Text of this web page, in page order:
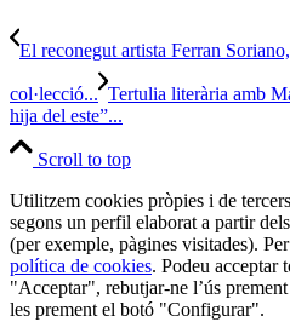
El reconegut artista Ferran
col·lecció... Tertulia literària amb
hija del este”...
Scroll to top
Utilitzem cookies pròpies i de
segons un perfil elaborat a partir
(per exemple, pàgines visitades).
política de cookies. Podeu acceptar
"Acceptar", rebutjar-ne l’ús
les prement el botó "Configurar".